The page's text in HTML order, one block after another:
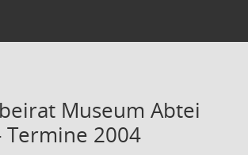
Museum Abtei
Termine 2004